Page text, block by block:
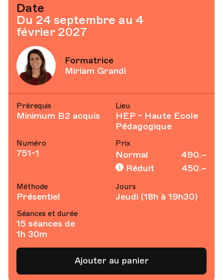
Date
Du 24 septembre au 4
février 2027
Formatrice
Miriam Grandi
Prérequis
Minimum B2 acquis
Lieu
HEP - Haute Ecole
Pédagogique
Numéro
751-1
Prix
Normal
490.–
Réduit
450.–
Méthode
Présentiel
Jours
Jeudi (18h à 19h30)
Séances et durée
15 séances de
1h 30m
Ajouter au panier